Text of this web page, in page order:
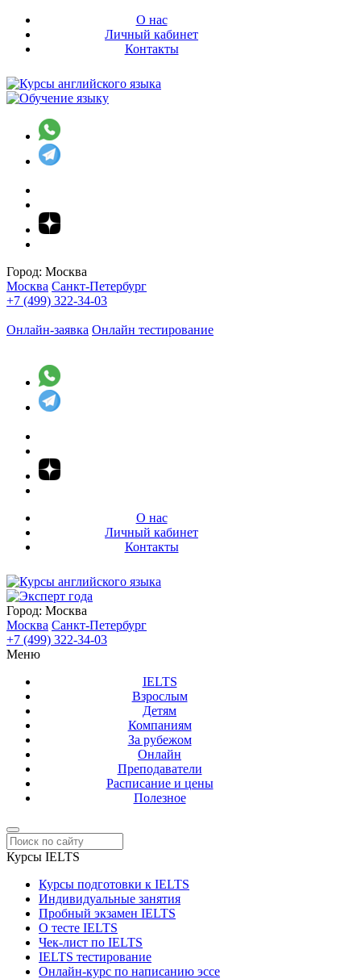
О нас
Личный кабинет
Контакты
Город: Москва
Москва Санкт-Петербург
+7 (499) 322-34-03
Онлайн-заявка Онлайн тестирование
О нас
Личный кабинет
Контакты
Город: Москва
Москва Санкт-Петербург
+7 (499) 322-34-03
Меню
IELTS
Взрослым
Детям
Компаниям
За рубежом
Онлайн
Преподаватели
Расписание и цены
Полезное
Курсы IELTS
Курсы подготовки к IELTS
Индивидуальные занятия
Пробный экзамен IELTS
О тесте IELTS
Чек-лист по IELTS
IELTS тестирование
Онлайн-курс по написанию эссе